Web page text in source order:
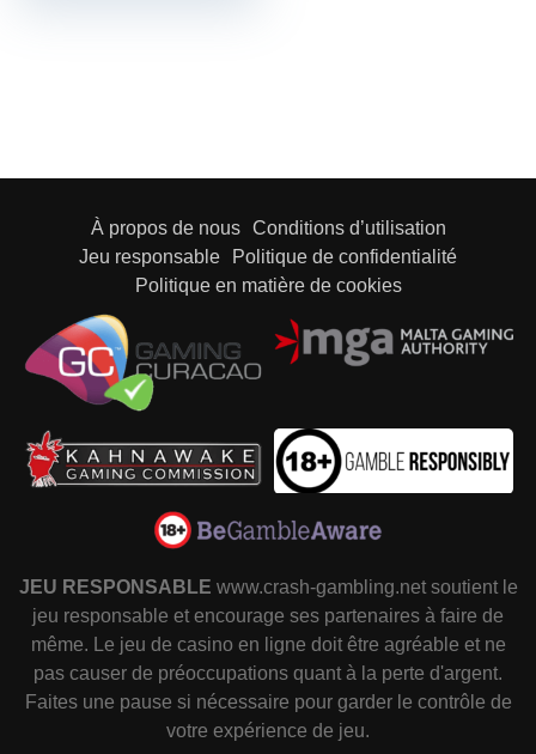
À propos de nous
Conditions d’utilisation
Jeu responsable
Politique de confidentialité
Politique en matière de cookies
JEU RESPONSABLE www.crash-gambling.net soutient le
jeu responsable et encourage ses partenaires à faire de
même. Le jeu de casino en ligne doit être agréable et ne
pas causer de préoccupations quant à la perte d'argent.
Faites une pause si nécessaire pour garder le contrôle de
votre expérience de jeu.